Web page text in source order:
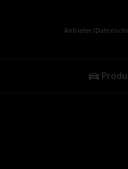
Anbieter/